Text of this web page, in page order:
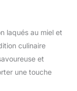
laqués au miel et
culinaire
et
une touche